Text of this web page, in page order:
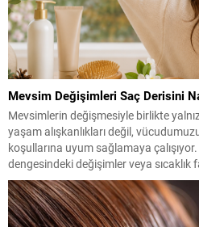
Mevsim Değişimleri Saç Derisini
Mevsimlerin değişmesiyle birlikte
yaşam alışkanlıkları değil,
koşullarına uyum sağlamaya
dengesindeki değişimler veya sıcaklık
derisi de bu geçişlerden
dönemlerinde saç dökülmesi,